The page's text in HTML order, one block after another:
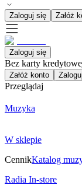
Zaloguj się Załóż
Zaloguj się
Bez karty
Załóż konto
Przeglądaj
Muzyka
W sklepie
CennikKatalog
Radia In-store